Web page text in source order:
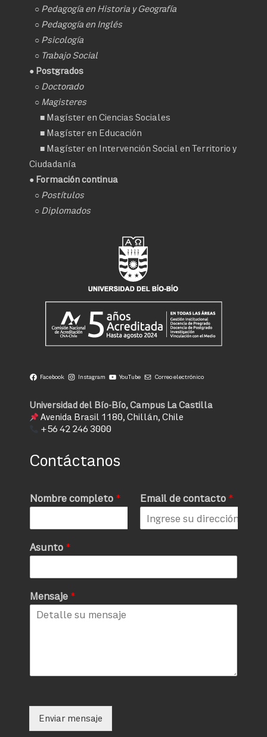
○ Pedagogía en Historia y Geografía
○ Pedagogía en Inglés
○ Psicología
○ Trabajo Social
● Postgrados
○ Doctorado
○ Magisteres
■ Magíster en Ciencias Sociales
■ Magíster en Educación
■ Magíster en Intervención Social en Territorio y
Ciudadanía
● Formación continua
○ Postítulos
○ Diplomados
Facebook Instagram YouTube Correo electrónico
Universidad del Bío-Bío, Campus La Castilla
Avenida Brasil 1180, Chillán, Chile
+56 42 246 3000
Contáctanos
Nombre completo * Email de contacto *
Asunto *
Mensaje *
Enviar mensaje